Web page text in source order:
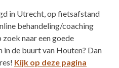
in Utrecht, op fietsafstand
behandeling/coaching
naar een goede
in de buurt van Houten? Dan
Kijk op deze pagina